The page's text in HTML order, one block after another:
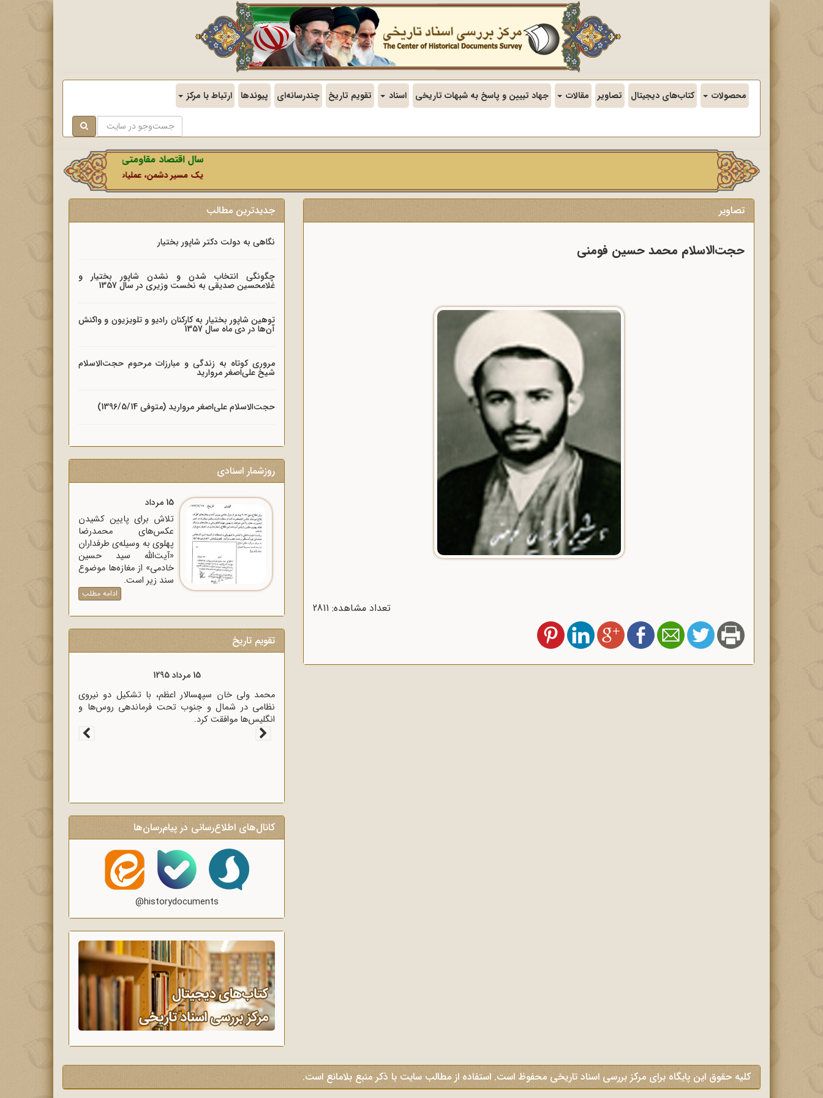
محصولات کتاب‌های دیجیتال تصاویر مقالات جهاد تبیین و پاسخ به شبهات تاریخی اسناد تقویم تاریخ چندرسانه‌ای پیوندها ارتباط با مرکز
سال اقتصاد مقاومتی در سایه وحدت ملی و امنیت
یک مسیر دشمن، عملیات رسانه‌ای او است که در این ایام
تصاویر
حجت‌الاسلام محمد حسین فومنی
تعداد مشاهده: 2811
جدیدترین مطالب
نگاهی به دولت دکتر شاپور بختیار
چگونگی انتخاب شدن و نشدن شاپور بختیار و
غلامحسین صدیقی به نخست وزیری در سال 1357
توهین شاپور بختیار به کارکنان رادیو و تلویزیون و واکنش
آن‌ها در دی ماه سال 1357
مروری کوتاه به زندگی و مبارزات مرحوم حجت‌الاسلام
شیخ علی‌اصغر مروارید
حجت‌الاسلام علی‌اصغر مروارید (متوفی 1396/5/14)
روزشمار اسنادی
15 مرداد
تلاش برای پایین کشیدن
عکس‌های محمدرضا
پهلوی به وسیله‌ی طرفداران
«آیت‌الله سید حسین
خادمی» از مغازه‌ها موضوع
سند زیر است.
ادامه مطلب
تقویم تاریخ
15 مرداد 1295
محمد ولی خان سپهسالار اعظم، با تشکیل دو نیروی
نظامی در شمال و جنوب تحت فرماندهی روس‌ها و
انگلیس‌ها موافقت کرد.
کانال‌های اطلاع‌رسانی در پیام‌رسان‌ها
@historydocuments
کلیه حقوق این پایگاه برای مرکز بررسی اسناد تاریخی محفوظ است. استفاده از مطالب سایت با ذکر منبع بلامانع است.